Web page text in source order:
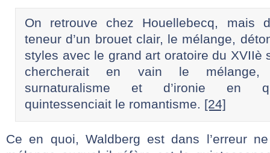
On retrouve chez Houellebecq, mais
teneur d’un brouet clair, le mélange,
styles avec le grand art oratoire du XVIIè
chercherait en vain le mélange,
surnaturalisme et d’ironie en
quintessenciait le romantisme. [24]
Ce en quoi, Waldberg est dans l’erreur